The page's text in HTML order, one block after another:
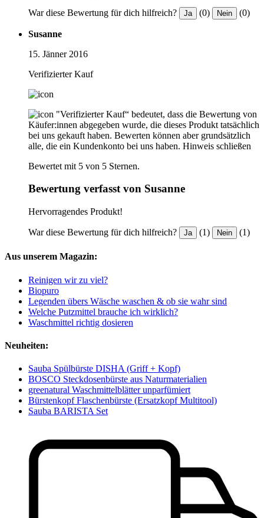
War diese Bewertung für dich hilfreich? Ja (0) Nein (0)
Susanne
15. Jänner 2016
Verifizierter Kauf
"Verifizierter Kauf“ bedeutet, dass die Bewertung von
Käufer:innen abgegeben wurde, die dieses Produkt tatsächlich
bei uns gekauft haben. Bewerten können aber grundsätzlich
alle, die ein Kundenkonto bei uns haben. Hinweis schließen
Bewertet mit 5 von 5 Sternen.
Bewertung verfasst von Susanne
Hervorragendes Produkt!
War diese Bewertung für dich hilfreich? Ja (1) Nein (1)
Aus unserem Magazin:
Reinigen wir zu viel?
Biopuro
Legenden übers Wäsche waschen & ob sie wahr sind
Welche Putzmittel brauche ich wirklich?
Waschmittel richtig dosieren
Neuheiten:
Sauba Spülbürste DISHA (Griff + Kopf)
BOSCO Steckdosenbürste aus Naturmaterialien
greenatural Waschmittelblätter unparfümiert
Bürstenkopf Flaschenbürste (Ersatzkopf Multitool)
Sauba BARISTA Set